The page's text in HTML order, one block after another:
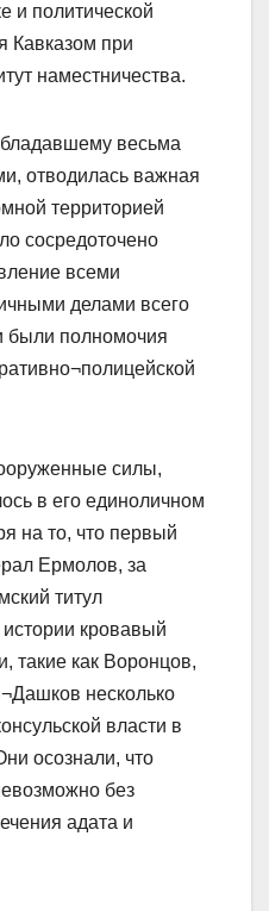
и политической
Кавказом при
наместничества.
весьма
отводилась важная
территорией
сосредоточено
всеми
делами всего
были полномочия
силы,
в его единоличном
на то, что первый
Ермолов, за
титул
кровавый
такие как Воронцов,
несколько
власти в
осознали, что
без
адата и